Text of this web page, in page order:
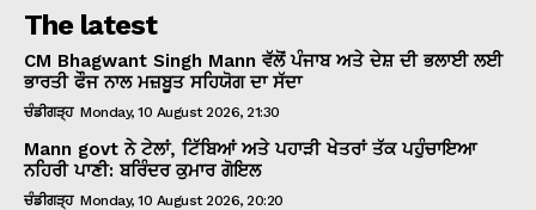
The latest
CM Bhagwant Singh Mann ਵੱਲੋਂ ਪੰਜਾਬ ਅਤੇ ਦੇਸ਼ ਦੀ ਭਲਾਈ ਲਈ
ਭਾਰਤੀ ਫੌਜ ਨਾਲ ਮਜ਼ਬੂਤ ਸਹਿਯੋਗ ਦਾ ਸੱਦਾ
ਚੰਡੀਗੜ੍ਹ Monday, 10 August 2026, 21:30
Mann govt ਨੇ ਟੇਲਾਂ, ਟਿੱਬਿਆਂ ਅਤੇ ਪਹਾੜੀ ਖੇਤਰਾਂ ਤੱਕ ਪਹੁੰਚਾਇਆ
ਨਹਿਰੀ ਪਾਣੀ: ਬਰਿੰਦਰ ਕੁਮਾਰ ਗੋਇਲ
ਚੰਡੀਗੜ੍ਹ Monday, 10 August 2026, 20:20